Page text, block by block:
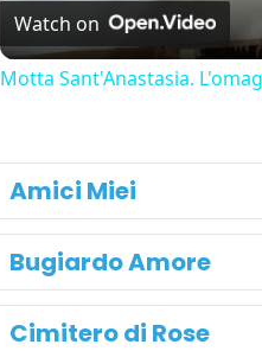
Watch on
Motta Sant'Anastasia.
Amici Miei
Bugiardo Amore
Cimitero di Rose